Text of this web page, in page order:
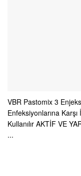
VBR Pastomix 3
Enfeksiyonlarına
Kullanılır AKTİF VE
...